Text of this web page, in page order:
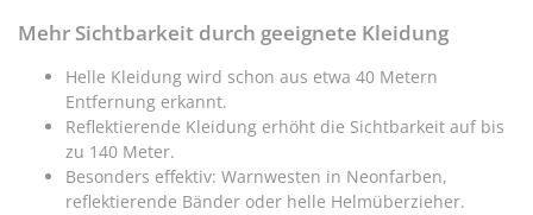
Mehr Sichtbarkeit durch geeignete Kleidung
Helle Kleidung wird schon aus etwa 40 Metern
Entfernung erkannt.
Reflektierende Kleidung erhöht die Sichtbarkeit auf bis
zu 140 Meter.
Besonders effektiv: Warnwesten in Neonfarben,
reflektierende Bänder oder helle Helmüberzieher.